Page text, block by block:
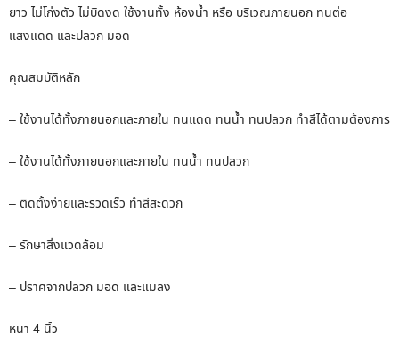
ยาว ไม่โก่งตัว ไม่บิดงด ใช้งานทั้ง ห้องน้ำ หรือ บริเวณภายนอก ทนต่อ
แสงแดด และปลวก มอด
คุณสมบัติหลัก
– ใช้งานได้ทั้งภายนอกและภายใน ทนแดด ทนน้ำ ทนปลวก ทำสีได้ตามต้องการ
– ใช้งานได้ทั้งภายนอกและภายใน ทนน้ำ ทนปลวก
– ติดตั้งง่ายและรวดเร็ว ทำสีสะดวก
– รักษาสิ่งแวดล้อม
– ปราศจากปลวก มอด และแมลง
หนา 4 นิ้ว